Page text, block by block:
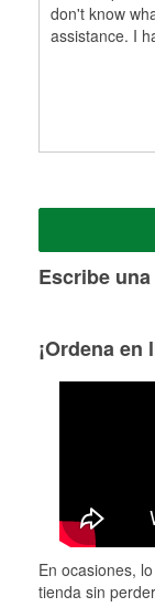
don't know
assistance. I
Escribe
¡Ordena
En ocasiones,
tienda sin